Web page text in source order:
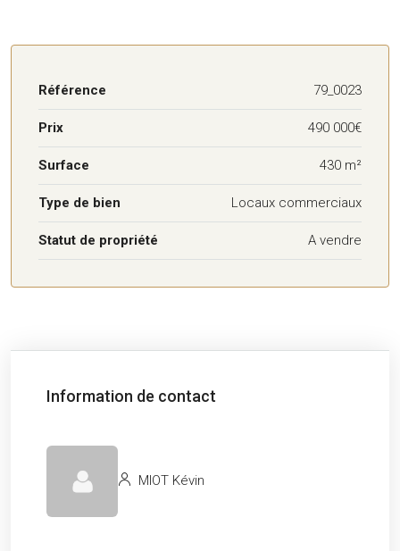
Référence 79_0023
Prix 490 000€
Surface 430 m²
Type de bien Locaux commerciaux
Statut de propriété A vendre
Information de contact
MIOT Kévin